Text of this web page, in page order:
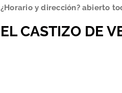
¿Horario y dirección? abierto
EL CASTIZO DE